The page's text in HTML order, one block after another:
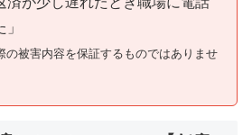
被害内容を保証するものではありませ